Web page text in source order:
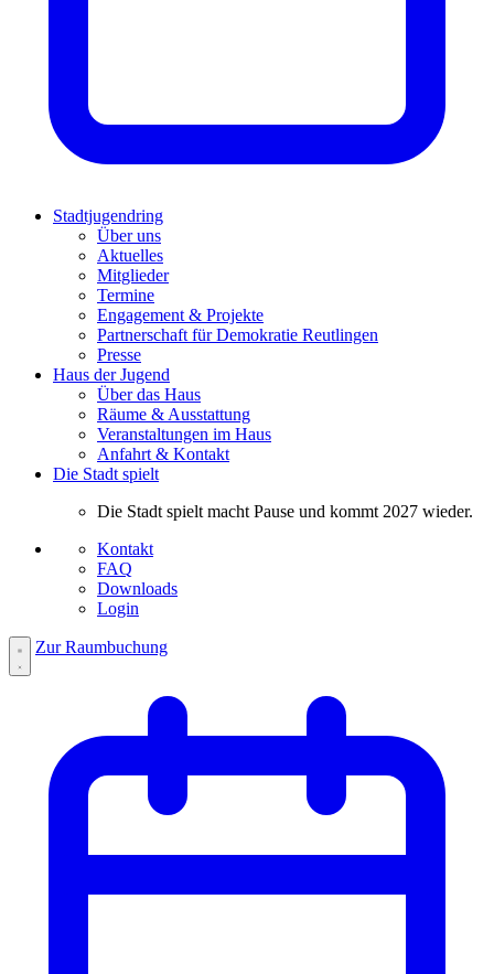
Stadtjugendring
Über uns
Aktuelles
Mitglieder
Termine
Engagement & Projekte
Partnerschaft für Demokratie Reutlingen
Presse
Haus der Jugend
Über das Haus
Räume & Ausstattung
Veranstaltungen im Haus
Anfahrt & Kontakt
Die Stadt spielt
Die Stadt spielt macht Pause und kommt 2027 wieder.
Kontakt
FAQ
Downloads
Login
Zur Raumbuchung